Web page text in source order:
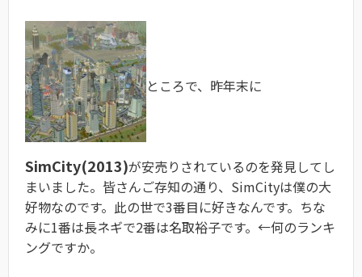
ところで、昨年末に
SimCity(2013)が安売りされているのを発見してし
まいました。皆さんご存知の通り、SimCityは僕の大
好物なのです。此の世で3番目に好きなんです。ちな
みに1番は長ネギで2番は名取裕子です。←何のランキ
ングですか。